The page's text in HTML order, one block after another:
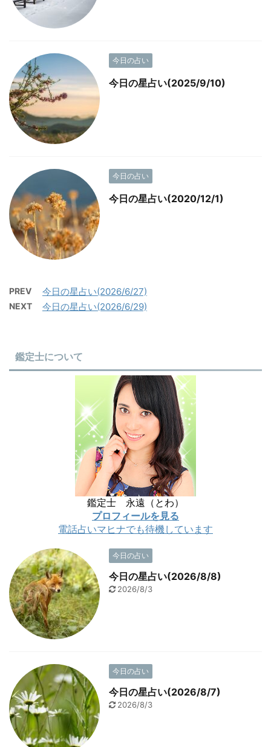
今日の占い
今日の星占い(2025/9/10)
今日の占い
今日の星占い(2020/12/1)
PREV 今日の星占い(2026/6/27)
NEXT 今日の星占い(2026/6/29)
鑑定士について
鑑定士 永遠（とわ）
プロフィールを見る
電話占いマヒナでも待機しています
今日の占い
今日の星占い(2026/8/8)
2026/8/3
今日の占い
今日の星占い(2026/8/7)
2026/8/3